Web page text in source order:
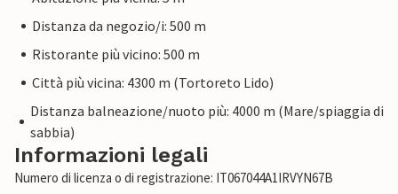
Distanza da negozio/i: 500 m
Ristorante più vicino: 500 m
Città più vicina: 4300 m (Tortoreto Lido)
Distanza balneazione/nuoto più: 4000 m (Mare/spiaggia di
sabbia)
Informazioni legali
Numero di licenza o di registrazione: IT067044A1IRVYN67B